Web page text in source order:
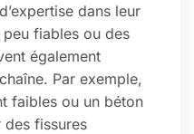
dans leur
fiables ou des
également
Par exemple,
faibles ou un béton
des fissures